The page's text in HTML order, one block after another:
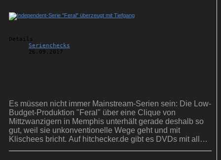
Details
Serienchecks
26.09.2017
Es müssen nicht immer Mainstream-Serien sein: Die Low-
Budget-Produktion "Feral" über eine Clique von
Mittzwanzigern in Memphis unterhält gerade deshalb so
gut, weil sie unkonventionelle Wege geht und mit
Klischees bricht. Auf hitchecker.de gibt es DVDs mit allen